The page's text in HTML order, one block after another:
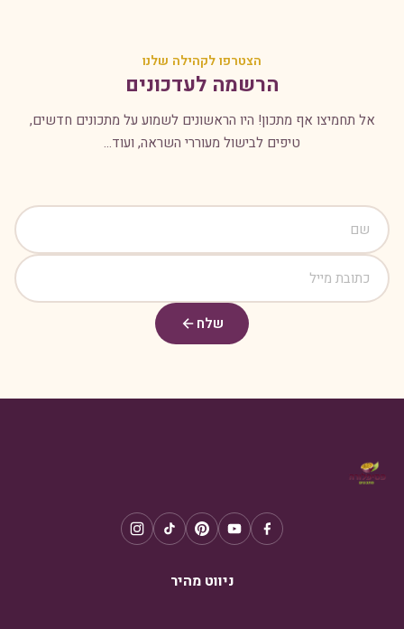
הצטרפו לקהילה שלנו
הרשמה לעדכונים
אל תחמיצו אף מתכון! היו הראשונים לשמוע על מתכונים חדשים,
טיפים לבישול מעוררי השראה, ועוד...
שלח
ניווט מהיר